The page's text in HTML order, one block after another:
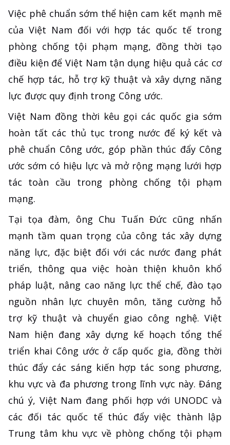
Việc phê chuẩn sớm thể hiện cam kết mạnh mẽ
của Việt Nam đối với hợp tác quốc tế trong
phòng chống tội phạm mạng, đồng thời tạo
điều kiện để Việt Nam tận dụng hiệu quả các cơ
chế hợp tác, hỗ trợ kỹ thuật và xây dựng năng
lực được quy định trong Công ước.
Việt Nam đồng thời kêu gọi các quốc gia sớm
hoàn tất các thủ tục trong nước để ký kết và
phê chuẩn Công ước, góp phần thúc đẩy Công
ước sớm có hiệu lực và mở rộng mạng lưới hợp
tác toàn cầu trong phòng chống tội phạm
mạng.
Tại tọa đàm, ông Chu Tuấn Đức cũng nhấn
mạnh tầm quan trọng của công tác xây dựng
năng lực, đặc biệt đối với các nước đang phát
triển, thông qua việc hoàn thiện khuôn khổ
pháp luật, nâng cao năng lực thể chế, đào tạo
nguồn nhân lực chuyên môn, tăng cường hỗ
trợ kỹ thuật và chuyển giao công nghệ. Việt
Nam hiện đang xây dựng kế hoạch tổng thể
triển khai Công ước ở cấp quốc gia, đồng thời
thúc đẩy các sáng kiến hợp tác song phương,
khu vực và đa phương trong lĩnh vực này. Đáng
chú ý, Việt Nam đang phối hợp với UNODC và
các đối tác quốc tế thúc đẩy việc thành lập
Trung tâm khu vực về phòng chống tội phạm